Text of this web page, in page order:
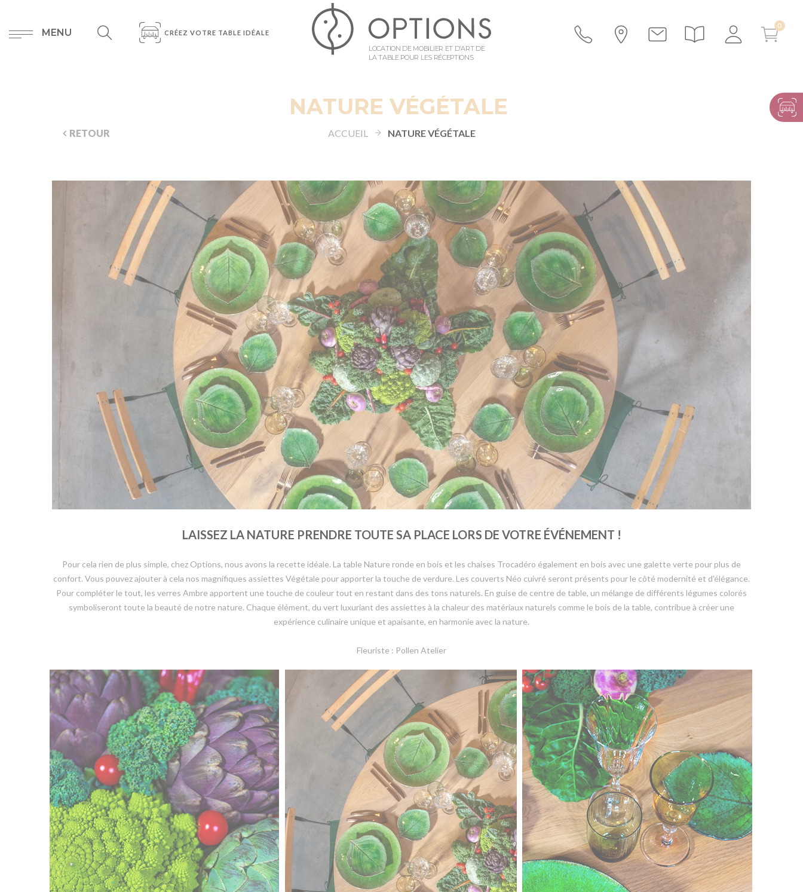
MENU CRÉEZ VOTRE TABLE IDÉALE
LOCATION DE MOBILIER ET D’ART DE
LA TABLE POUR LES RÉCEPTIONS
NATURE VÉGÉTALE
RETOUR ACCUEIL NATURE VÉGÉTALE
LAISSEZ LA NATURE PRENDRE TOUTE SA PLACE LORS DE VOTRE ÉVÉNEMENT !
Pour cela rien de plus simple, chez Options, nous avons la recette idéale. La table Nature ronde en bois et les chaises Trocadéro également en bois avec une galette verte pour plus de
confort. Vous pouvez ajouter à cela nos magnifiques assiettes Végétale pour apporter la touche de verdure. Les couverts Néo cuivré seront présents pour le côté modernité et d'élégance.
Pour compléter le tout, les verres Ambre apportent une touche de couleur tout en restant dans des tons naturels. En guise de centre de table, un mélange de différents légumes colorés
symboliseront toute la beauté de notre nature. Chaque élément, du vert luxuriant des assiettes à la chaleur des matériaux naturels comme le bois de la table, contribue à créer une
expérience culinaire unique et apaisante, en harmonie avec la nature.
Fleuriste : Pollen Atelier